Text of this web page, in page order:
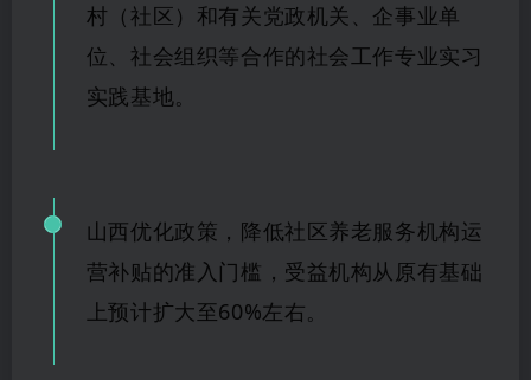
村（社区）和有关党政机关、企事业单
位、社会组织等合作的社会工作专业实习
实践基地。
山西优化政策 ，降低社区养老服务机构运
营补贴的准入门槛，受益机构从原有基础
上预计扩大至60%左右。